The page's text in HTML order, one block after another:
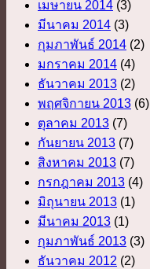
เมษายน 2014 (3)
มีนาคม 2014 (3)
กุมภาพันธ์ 2014 (2)
มกราคม 2014 (4)
ธันวาคม 2013 (2)
พฤศจิกายน 2013 (6)
ตุลาคม 2013 (7)
กันยายน 2013 (7)
สิงหาคม 2013 (7)
กรกฎาคม 2013 (4)
มิถุนายน 2013 (1)
มีนาคม 2013 (1)
กุมภาพันธ์ 2013 (3)
ธันวาคม 2012 (2)